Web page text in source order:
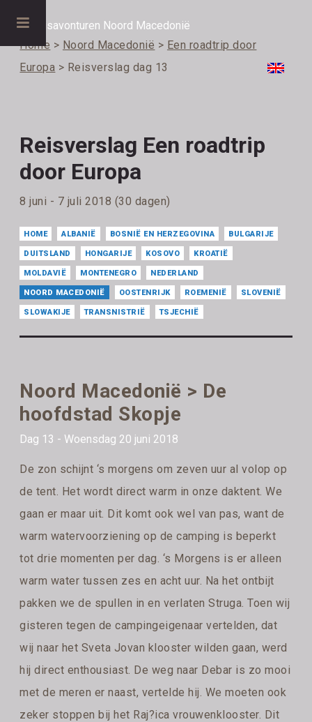
Home > Noord Macedonië > Een roadtrip door
Europa > Reisverslag dag 13
Reisverslag Een roadtrip
door Europa
8 juni - 7 juli 2018 (30 dagen)
HOME ALBANIË BOSNIË EN HERZEGOVINA BULGARIJE
DUITSLAND HONGARIJE KOSOVO KROATIË
MOLDAVIË MONTENEGRO NEDERLAND
NOORD MACEDONIË OOSTENRIJK ROEMENIË SLOVENIË
SLOWAKIJE TRANSNISTRIË TSJECHIË
Noord Macedonië > De
hoofdstad Skopje
Dag 13 - Woensdag 20 juni 2018
De zon schijnt ‘s morgens om zeven uur al volop op
de tent. Het wordt direct warm in onze daktent. We
gaan er maar uit. Dit komt ook wel van pas, want de
warm watervoorziening op de camping is beperkt
tot drie momenten per dag. ‘s Morgens is er alleen
warm water tussen zes en acht uur. Na het ontbijt
pakken we de spullen in en verlaten Struga. Toen wij
gisteren tegen de campingeigenaar vertelden, dat
wij naar het Sveta Jovan klooster wilden gaan, werd
hij direct enthousiast. De weg naar Debar is zo mooi
met de meren er naast, vertelde hij. We moeten ook
zeker stoppen bij het Raj?ica vrouwenklooster. Dit